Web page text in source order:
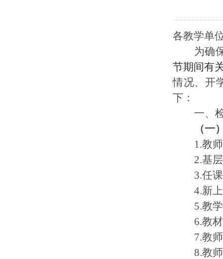
各教学单
为确
节期间有
情况、开
下：
一、
（一
1.教
2.基
3.任
4.新
5.教
6.教
7.教师
8.教